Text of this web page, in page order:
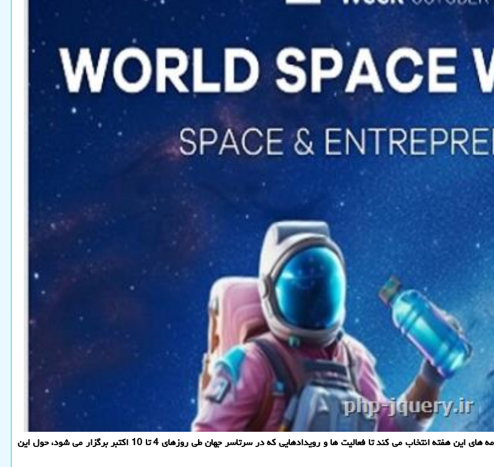
پی اچ پی و جی کوئری: هر ساله انجمن هفته جهانی فضا موضوعی را برای برگزاری برنامه های این هفته انتخاب می کند تا فعالیت ها و رویدادهایی که در سرتاسر جهان طی روزهای 4 تا 10 اکتبر برگزار می شود، حول این